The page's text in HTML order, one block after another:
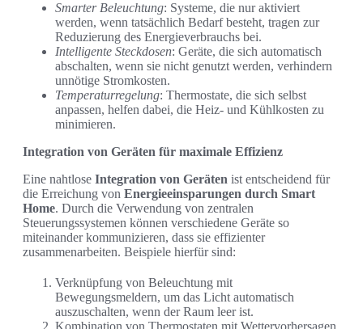
Smarter Beleuchtung: Systeme, die nur aktiviert
werden, wenn tatsächlich Bedarf besteht, tragen zur
Reduzierung des Energieverbrauchs bei.
Intelligente Steckdosen: Geräte, die sich automatisch
abschalten, wenn sie nicht genutzt werden, verhindern
unnötige Stromkosten.
Temperaturregelung: Thermostate, die sich selbst
anpassen, helfen dabei, die Heiz- und Kühlkosten zu
minimieren.
Integration von Geräten für maximale Effizienz
Eine nahtlose Integration von Geräten ist entscheidend für
die Erreichung von Energieeinsparungen durch Smart
Home. Durch die Verwendung von zentralen
Steuerungssystemen können verschiedene Geräte so
miteinander kommunizieren, dass sie effizienter
zusammenarbeiten. Beispiele hierfür sind:
Verknüpfung von Beleuchtung mit
Bewegungsmeldern, um das Licht automatisch
auszuschalten, wenn der Raum leer ist.